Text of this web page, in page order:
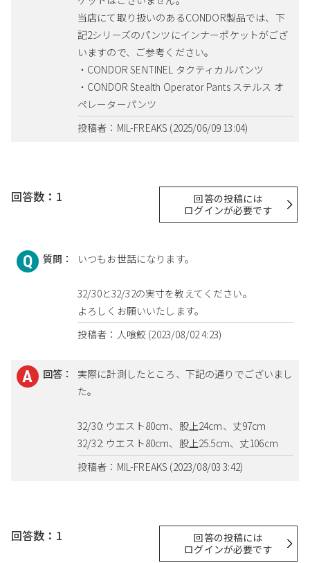
当店にて取り扱いのあるCONDOR製品では、下
記2シリーズのパンツにインナーポケットがござ
いますので、ご参考ください。
・CONDOR SENTINEL タクティカルパンツ
・CONDOR Stealth Operator Pants ステルス オ
ペレーターパンツ
投稿者：MIL-FREAKS (2025/06/09 13:04)
回答数：1
回答の投稿には
ログインが必要です
質問： いつもお世話になります。
32/30と32/32の実寸を教えてください。
よろしくお願いいたします。
投稿者：人喰鮫 (2023/08/02 4:23)
回答：
実際に計測したところ、下記の通りでございまし
た。
32/30: ウエスト80cm、股上24cm、丈97cm
32/32: ウエスト80cm、股上25.5cm、丈106cm
投稿者：MIL-FREAKS (2023/08/03 3:42)
回答数：1
回答の投稿には
ログインが必要です